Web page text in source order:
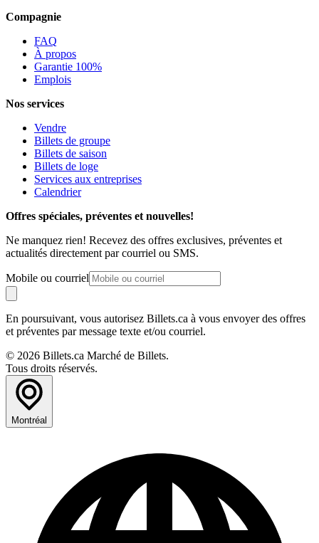
Compagnie
FAQ
À propos
Garantie 100%
Emplois
Nos services
Vendre
Billets de groupe
Billets de saison
Billets de loge
Services aux entreprises
Calendrier
Offres spéciales, préventes et nouvelles!
Ne manquez rien! Recevez des offres exclusives, préventes et
actualités directement par courriel ou SMS.
Mobile ou courriel
En poursuivant, vous autorisez Billets.ca à vous envoyer des offres
et préventes par message texte et/ou courriel.
© 2026 Billets.ca Marché de Billets.
Tous droits réservés.
Montréal